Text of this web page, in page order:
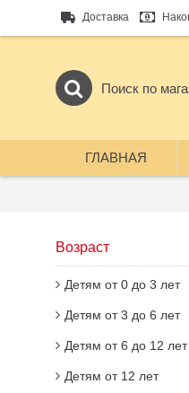
Доставка
ГЛАВНАЯ
Возраст
Детям от 0 до 3 лет
Детям от 3 до 6 лет
Детям от 6 до 12 лет
Детям от 12 лет